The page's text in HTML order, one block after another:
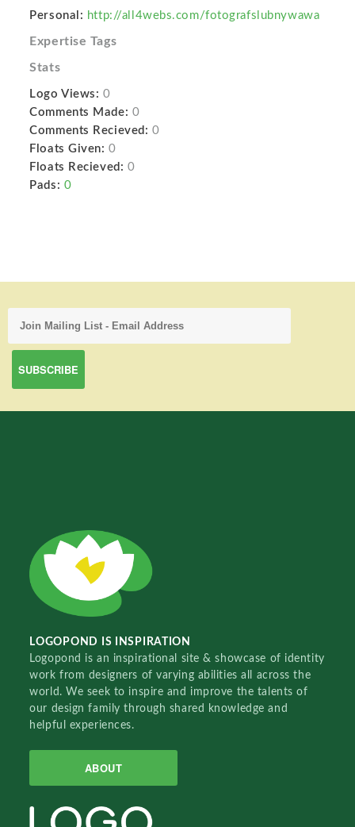
Personal: http://all4webs.com/fotografslubnywawa
Expertise Tags
Stats
Logo Views: 0
Comments Made: 0
Comments Recieved: 0
Floats Given: 0
Floats Recieved: 0
Pads: 0
LOGOPOND IS INSPIRATION
Logopond is an inspirational site & showcase of identity
work from designers of varying abilities all across the
world. We seek to inspire and improve the talents of
our design family through shared knowledge and
helpful experiences.
ABOUT